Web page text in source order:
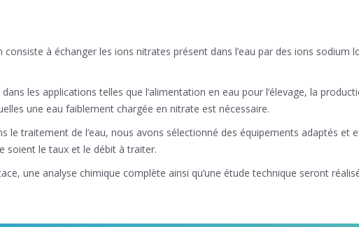
à échanger les ions nitrates présent dans l’eau par des ions sodium
les applications telles que l’alimentation en eau pour l’élevage, la
une eau faiblement chargée en nitrate est nécessaire.
le traitement de l’eau, nous avons sélectionné des équipements adaptés et
soient le taux et le débit à traiter.
une analyse chimique complète ainsi qu’une étude technique seront